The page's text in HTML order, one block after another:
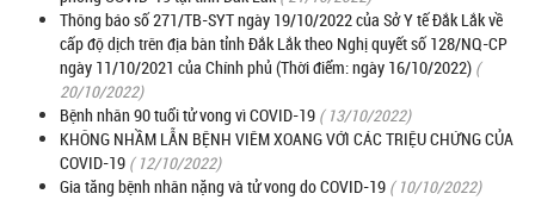
Thông báo số 271/TB-SYT ngày 19/10/2022 của Sở Y tế Đắk Lắk về
cấp độ dịch trên địa bàn tỉnh Đắk Lắk theo Nghị quyết số 128/NQ-CP
ngày 11/10/2021 của Chính phủ (Thời điểm: ngày 16/10/2022) (
20/10/2022)
Bệnh nhân 90 tuổi tử vong vì COVID-19 ( 13/10/2022)
KHÔNG NHẦM LẪN BỆNH VIÊM XOANG VỚI CÁC TRIỆU CHỨNG CỦA
COVID-19 ( 12/10/2022)
Gia tăng bệnh nhân nặng và tử vong do COVID-19 ( 10/10/2022)